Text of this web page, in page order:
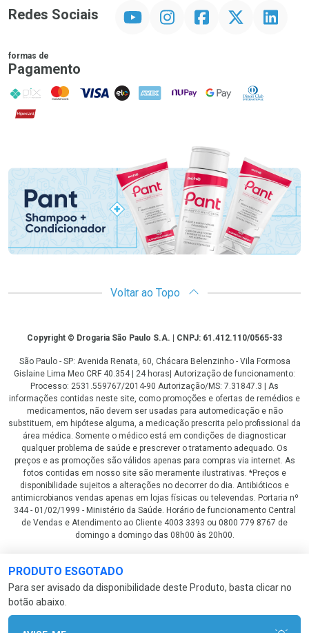
PRODUTO ESGOTADO
Para ser avisado da disponibilidade deste Produto, basta clicar no
botão abaixo.
Redes Sociais InstagramFacebookTwitter Linkedin
formas de
Pagamento
PIX MasterCard
VISA ELO AMEX NuPay Google PayDiners Club
Hipercard
Promoção em Destaque
Voltar ao Topo
CopyrightCopyright © Drogaria São Paulo S.A. | CNPJ: 61.412.110/0565-33
São Paulo - SP: Avenida Renata, 60, Chácara Belenzinho - Vila Formosa
Gislaine Lima Meo CRF 40.354 | 24 horas| Autorização de funcionamento:
Processo: 2531.559767/2014-90 Autorização/MS: 7.31847.3 | As
informações contidas neste site, como promoções e ofertas de remédios e
medicamentos, não devem ser usadas para automedicação e não
substituem, em hipótese alguma, a medicação prescrita pelo profissional da
área médica. Somente o médico está em condições de diagnosticar
qualquer problema de saúde e prescrever o tratamento adequado. Os
preços e as promoções são válidos apenas para compras via internet. As
fotos contidas em nosso site são meramente ilustrativas. *Preços e
disponibilidade sujeitos a alterações no decorrer do dia. Antibióticos e
antimicrobianos vendas apenas em lojas físicas ou televendas. Portaria nº
344 - 01/02/1999 - Ministério da Saúde. Horário de funcionamento Central
de Vendas e Atendimento ao Cliente 4003 3393 ou 0800 779 8767 de
domingo a domingo das 08h00 às 20h00.
LGPD Aceite os Cookies